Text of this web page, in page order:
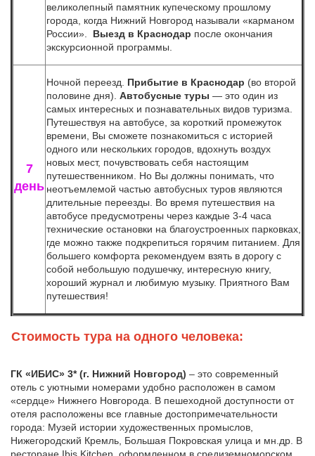
великолепный памятник купеческому прошлому
города, когда Нижний Новгород называли «карманом
России». Выезд в Краснодар после окончания
экскурсионной программы.
7
день
Ночной переезд. Прибытие в Краснодар (во второй
половине дня). Автобусные туры — это один из
самых интересных и познавательных видов туризма.
Путешествуя на автобусе, за короткий промежуток
времени, Вы сможете познакомиться с историей
одного или нескольких городов, вдохнуть воздух
новых мест, почувствовать себя настоящим
путешественником. Но Вы должны понимать, что
неотъемлемой частью автобусных туров являются
длительные переезды. Во время путешествия на
автобусе предусмотрены через каждые 3-4 часа
технические остановки на благоустроенных парковках,
где можно также подкрепиться горячим питанием. Для
большего комфорта рекомендуем взять в дорогу с
собой небольшую подушечку, интересную книгу,
хороший журнал и любимую музыку. Приятного Вам
путешествия!
Стоимость тура на одного человека:
ГК «ИБИС» 3* (г. Нижний Новгород) – это современный
отель с уютными номерами удобно расположен в самом
«сердце» Нижнего Новгорода. В пешеходной доступности от
отеля расположены все главные достопримечательности
города: Музей истории художественных промыслов,
Нижегородский Кремль, Большая Покровская улица и мн.др. В
ресторане Ibis Kitchen, оформленном в средиземноморском